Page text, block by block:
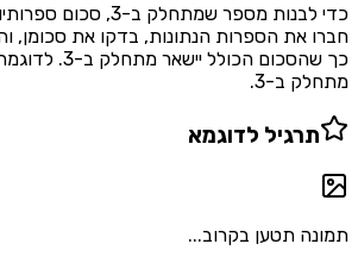
חברו את הספרות הנתונות, בדקו את סכומן,
מתחלק ב-3.
תרגיל לדוגמא
תמונה תטען בקרוב...